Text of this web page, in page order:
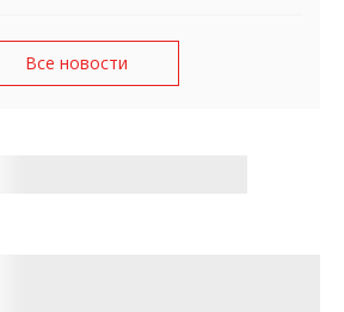
Все новости